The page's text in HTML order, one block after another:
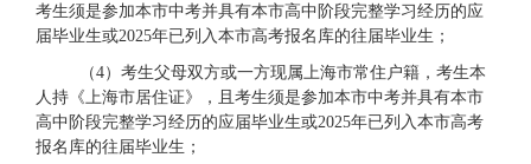
考生须是参加本市中考并具有本市高中阶段完整学习经历的应
届毕业生或2025年已列入本市高考报名库的往届毕业生；
（4）考生父母双方或一方现属上海市常住户籍，考生本
人持《上海市居住证》，且考生须是参加本市中考并具有本市
高中阶段完整学习经历的应届毕业生或2025年已列入本市高考
报名库的往届毕业生；